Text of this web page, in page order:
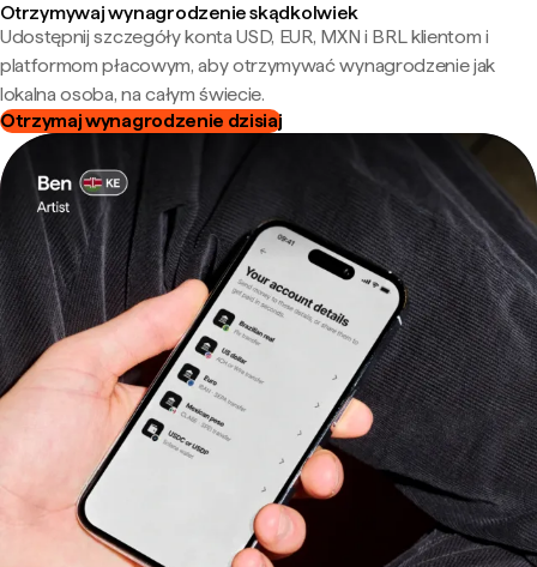
Otrzymywaj wynagrodzenie skądkolwiek
Udostępnij szczegóły konta USD, EUR, MXN i BRL klientom i
platformom płacowym, aby otrzymywać wynagrodzenie jak
lokalna osoba, na całym świecie.
Otrzymaj wynagrodzenie dzisiaj